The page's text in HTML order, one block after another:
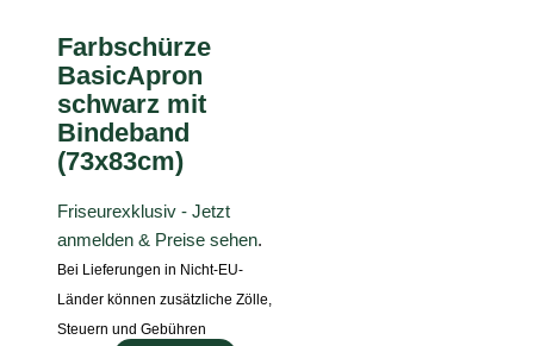
Farbschürze
BasicApron
schwarz mit
Bindeband
(73x83cm)
Friseurexklusiv - Jetzt
anmelden & Preise sehen.
Bei Lieferungen in Nicht-EU-
Länder können zusätzliche Zölle,
Steuern und Gebühren